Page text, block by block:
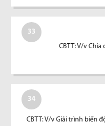
33
CBTT: V/v
34
CBTT: V/v Giải trình biến